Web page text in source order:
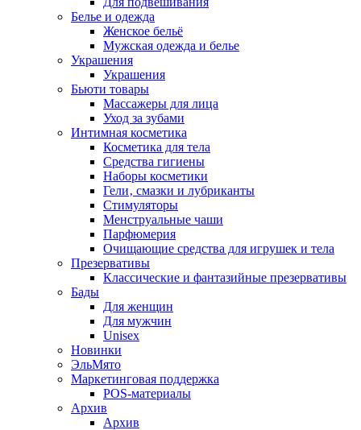
Белье и одежда
Женское бельё
Мужская одежда и белье
Украшения
Украшения
Бьюти товары
Массажеры для лица
Уход за зубами
Интимная косметика
Косметика для тела
Средства гигиены
Наборы косметики
Гели‚ смазки и лубриканты
Стимуляторы
Менструальные чаши
Парфюмерия
Очищающие средства для игрушек и тела
Презервативы
Классические и фантазийные презервативы
Бады
Для женщин
Для мужчин
Unisex
Новинки
ЭльМято
Маркетинговая поддержка
POS-материалы
Архив
Архив